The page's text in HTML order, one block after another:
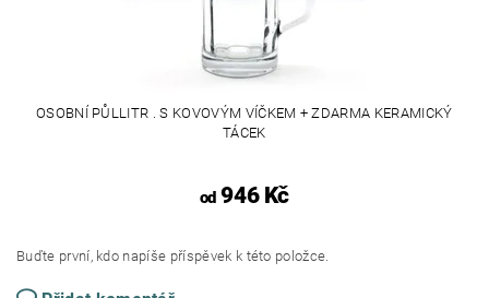
OSOBNÍ PŮLLITR . S KOVOVÝM VÍČKEM + ZDARMA KERAMICKÝ
TÁCEK
od946 Kč
Buďte první, kdo napíše příspěvek k této položce.